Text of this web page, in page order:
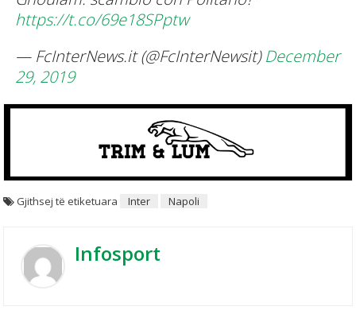
https://t.co/69e18SPptw
— FcInterNews.it (@FcInterNewsit)December
29, 2019
Gjithsej të etiketuara Inter Napoli
Infosport